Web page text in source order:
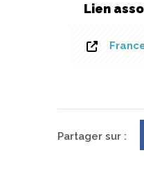
Lien
Partager sur :